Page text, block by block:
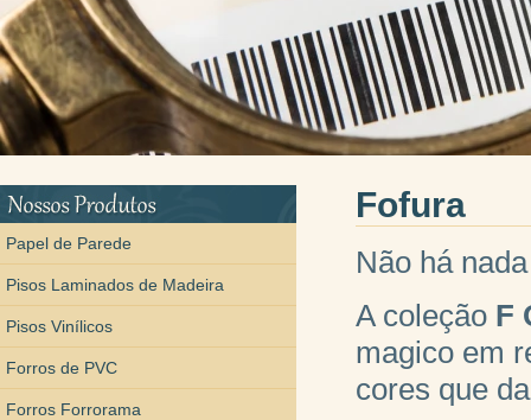
Papel de Parede
Pisos Laminados de Madeira
Pisos Vinílicos
Forros de PVC
Forros Forrorama
Fofura
Não há
A coleção F
magico em
cores que